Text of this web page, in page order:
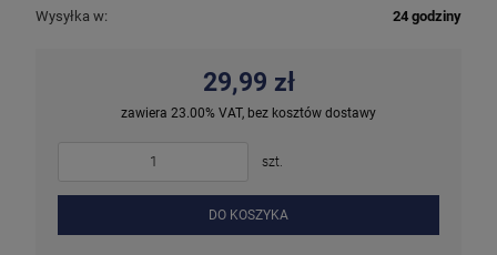
Wysyłka w:
24 godziny
29,99 zł
zawiera 23.00% VAT, bez kosztów dostawy
szt.
DO KOSZYKA